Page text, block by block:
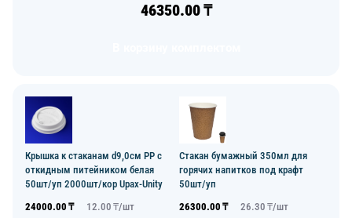
46350.00₸
Крышка к стаканам d9,0см PP с
откидным питейником белая
50шт/уп 2000шт/кор Upax-Unity
24000.00 ₸ 12.00 ₸/шт
Стакан бумажный 350мл для
горячих напитков под крафт
50шт/уп
26300.00 ₸ 26.30 ₸/шт